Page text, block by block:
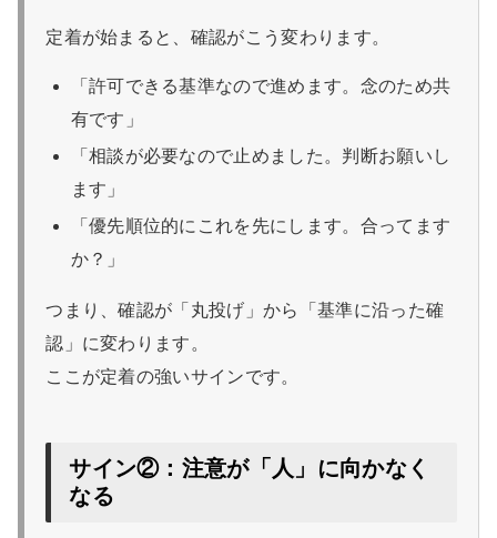
定着が始まると、確認がこう変わります。
「許可できる基準なので進めます。念のため共
有です」
「相談が必要なので止めました。判断お願いし
ます」
「優先順位的にこれを先にします。合ってます
か？」
つまり、確認が「丸投げ」から「基準に沿った確
認」に変わります。
ここが定着の強いサインです。
サイン②：注意が「人」に向かなく
なる